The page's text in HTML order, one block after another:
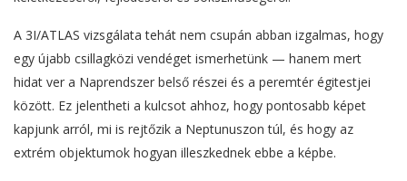
A 3I/ATLAS vizsgálata tehát nem csupán abban izgalmas, hogy
egy újabb csillagközi vendéget ismerhetünk — hanem mert
hidat ver a Naprendszer belső részei és a peremtér égitestjei
között. Ez jelentheti a kulcsot ahhoz, hogy pontosabb képet
kapjunk arról, mi is rejtőzik a Neptunuszon túl, és hogy az
extrém objektumok hogyan illeszkednek ebbe a képbe.